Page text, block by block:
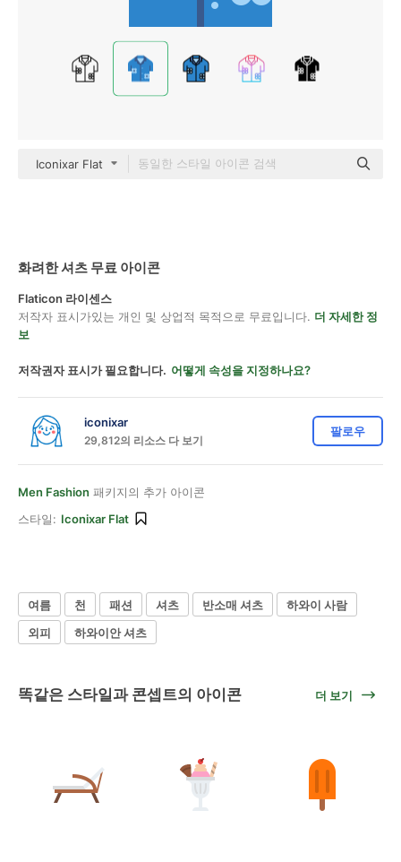
Iconixar Flat
화려한 셔츠 무료 아이콘
Flaticon 라이센스
저작자 표시가있는 개인 및 상업적 목적으로 무료입니다. 더 자세한 정
보
저작권자 표시가 필요합니다. 어떻게 속성을 지정하나요?
iconixar
29,812의 리소스 다 보기
팔로우
Men Fashion 패키지의 추가 아이콘
스타일: Iconixar Flat
여름 천 패션 셔츠 반소매 셔츠
하와이 사람
외피
하와이안 셔츠
똑같은 스타일과 콘셉트의 아이콘 더 보기